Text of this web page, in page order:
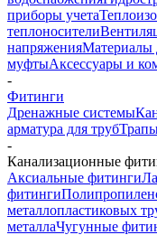
приборы учета
теплоносители
напряженияМатериалы
муфтыАксессуары и
-
Фитинги
Дренажные системы
арматура для труб
-
Канализационные
Аксиальные фитинги
фитинги
металлопластиковых
металлаЧугунные